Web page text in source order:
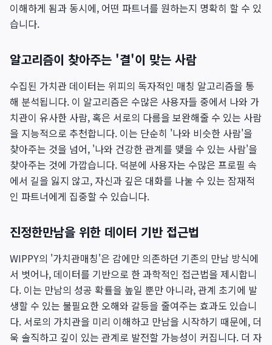
이해하게 됨과 동시에, 어떤 파트너를 원하는지 명확히 할 수 있
습니다.
알고리즘이 찾아주는 '결'이 맞는 사람
수집된 가치관 데이터는 위피의 독자적인 매칭 알고리즘을 통
해 분석됩니다. 이 알고리즘은 수많은 사용자들 중에서 나와 가
치관이 유사한 사람, 혹은 서로의 다름을 보완해줄 수 있는 사람
을 지능적으로 추천합니다. 이는 단순히 '나와 비슷한 사람'을
찾아주는 것을 넘어, '나와 건강한 관계를 맺을 수 있는 사람'을
찾아주는 것에 가깝습니다. 덕분에 사용자는 수많은 프로필 속
에서 길을 잃지 않고, 자신과 깊은 대화를 나눌 수 있는 잠재적
인 파트너에게 집중할 수 있습니다.
진정한만남을 위한 데이터 기반 접근법
WIPPY의 '가치관매칭'은 감에만 의존하던 기존의 만남 방식에
서 벗어나, 데이터를 기반으로 한 과학적인 접근법을 제시합니
다. 이는 만남의 성공 확률을 높일 뿐만 아니라, 관계 초기에 발
생할 수 있는 불필요한 오해와 갈등을 줄여주는 효과도 있습니
다. 서로의 가치관을 미리 이해하고 만남을 시작하기 때문에, 더
욱 솔직하고 깊이 있는 관계로 발전할 가능성이 커집니다. 더 자